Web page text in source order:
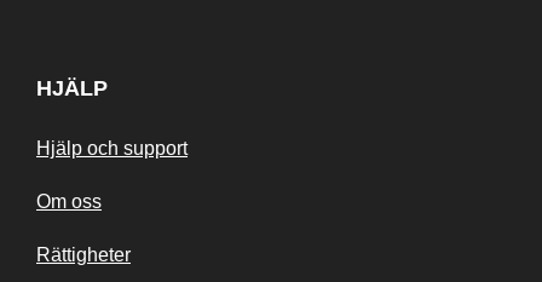
HJÄLP
Hjälp och support
Om oss
Rättigheter